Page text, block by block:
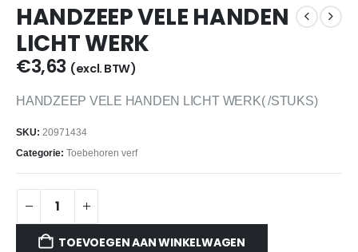
HANDZEEP VELE HANDEN
LICHT WERK
€3,63 (excl. BTW)
HANDZEEP VELE HANDEN LICHT WERK( /STUKS)
SKU: 20971434
Categorie: Toebehoren verf
TOEVOEGEN AAN WINKELWAGEN